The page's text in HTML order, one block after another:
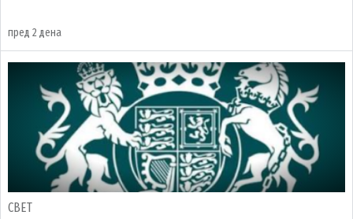
пред 2 дена
СВЕТ